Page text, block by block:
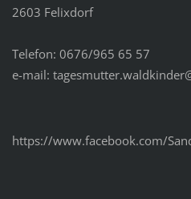
2603 Felixdorf
Telefon: 0676/965 65 57
e-mail:
https://www.facebook.com/